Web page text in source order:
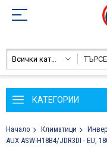
Всички категории
КАТЕГОРИИ
Начало Климатици
AUX ASW-H18B4/JDR3DI - EU,